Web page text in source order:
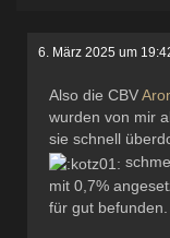
6. März 2025 um
Also die CBV
wurden von mir
sie schnell
mit 0,7%
für gut befunden.